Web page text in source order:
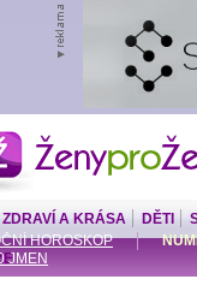
ŽenyproŽeny.cz
ZDRAVÍ A KRÁSA DĚTI
HOROSKOP
JMEN